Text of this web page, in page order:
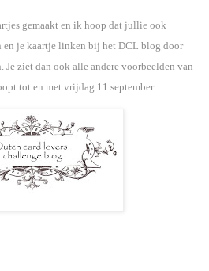
gemaakt en ik hoop dat jullie ook
en je kaartje linken bij het DCL blog door
ziet dan ook alle andere voorbeelden van
tot en met vrijdag 11 september.